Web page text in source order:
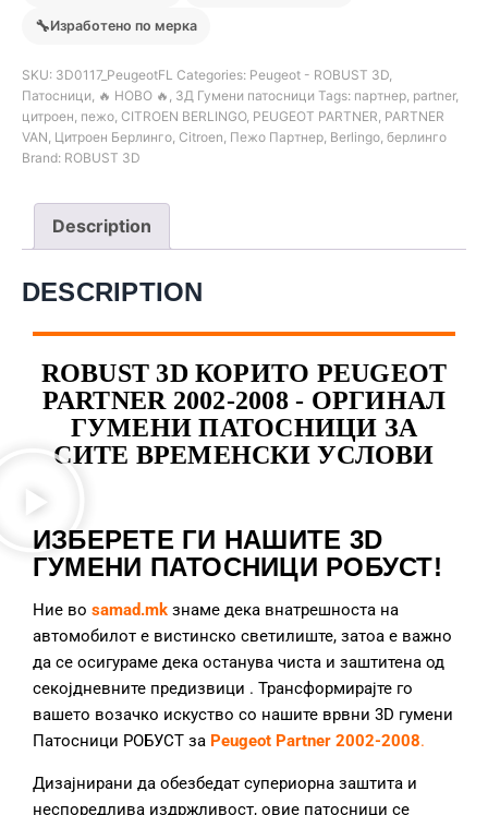
🔧Изработено по мерка
SKU: 3D0117_PeugeotFL Categories: Peugeot - ROBUST 3D,
Патосници, 🔥 НОВО 🔥 , 3Д Гумени патосници Tags: партнер, partner,
цитроен, пежо, CITROEN BERLINGO, PEUGEOT PARTNER, PARTNER
VAN, Цитроен Берлинго, Citroen, Пежо Партнер, Berlingo, берлинго
Brand: ROBUST 3D
Description
DESCRIPTION
ROBUST 3D КОРИТО PEUGEOT
PARTNER 2002-2008 - ОРГИНАЛ
ГУМЕНИ ПАТОСНИЦИ ЗА
СИТЕ ВРЕМЕНСКИ УСЛОВИ
ИЗБЕРЕТЕ ГИ НАШИТЕ 3D
ГУМЕНИ ПАТОСНИЦИ РОБУСТ!
Ние во samad.mk знаме дека внатрешноста на
автомобилот е вистинско светилиште, затоа е важно
да се осигураме дека останува чиста и заштитена од
секојдневните предизвици . Трансформирајте го
вашето возачко искуство со нашите врвни 3D гумени
Патосници РОБУСТ за Peugeot Partner 2002-2008.
Дизајнирани да обезбедат супериорна заштита и
неспоредлива издржливост, овие патосници се